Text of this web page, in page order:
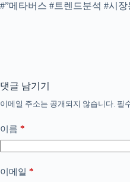
#”메타버스 #트렌드분석 #시
댓글 남기기
이메일 주소는 공개되지 않습니다. 필
이름 *
이메일 *